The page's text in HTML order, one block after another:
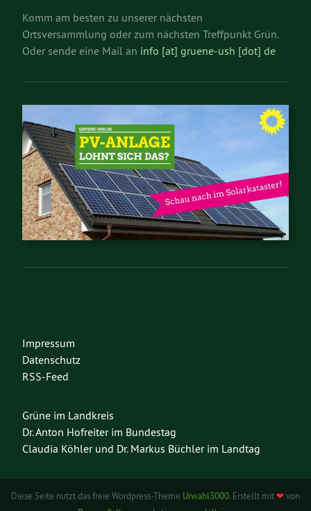
Komm am besten zu unserer nächsten
Ortsversammlung oder zum nächsten Treffpunkt Grün.
Oder sende eine Mail an info [at] gruene-ush [dot] de
Impressum
Datenschutz
RSS-Feed
Grüne im Landkreis
Dr. Anton Hofreiter im Bundestag
Claudia Köhler und Dr. Markus Büchler im Landtag
Diese Seite nutzt das freie Wordpress-Theme Urwahl3000. Erstellt mit❤ von